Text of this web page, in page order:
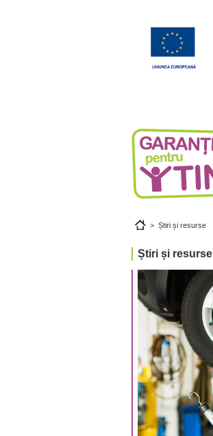
> Știri și resurse
Știri și resurse